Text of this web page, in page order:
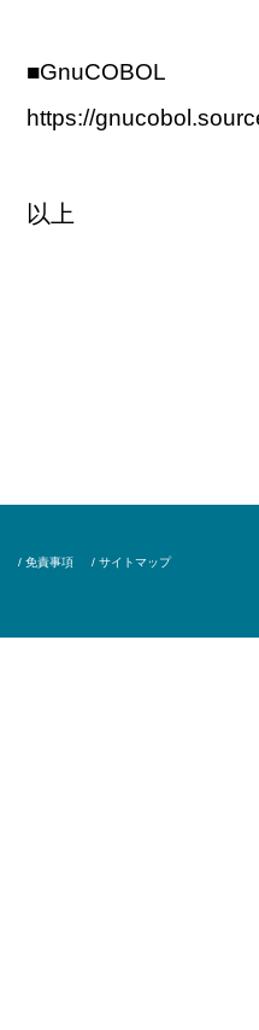
■GnuCOBOL
https://
以上
/ 免責事項 / サイトマップ